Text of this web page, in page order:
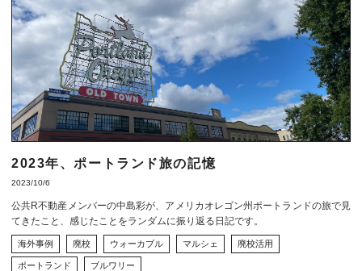
2023年、ポートランド旅の記憶
2023/10/6
公共R不動産メンバーの中島彩が、アメリカオレゴン州ポートランドの旅で見
てきたこと、感じたことをランダムに振り返る日記です。
海外事例 廃校 ウォーカブル マルシェ 廃校活用
ポートランド ブルワリー